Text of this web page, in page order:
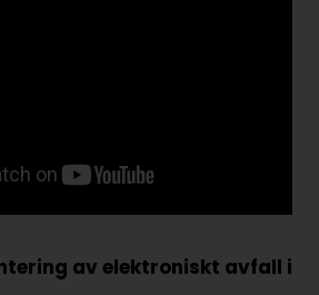
av elektroniskt avfall i